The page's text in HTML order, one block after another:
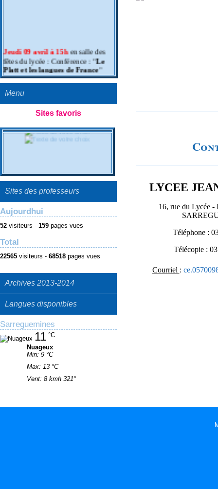
LYCEE
16, rue du Lycée -
Téléphone :
Télécopie :
Courriel :
Jeudi 09 avril à 15hen salle des
fêtes du lycée : Conférence : "Le
Platt et les langues de France"
dans le cadre du festival Mir redde
Platt (entrée libre)
A ne pas manquer: la journée
portes ouvertes" aura lieu cette
de 9h à 12h dans le bâtiment
Berthelot ! Futurs élèves de
Menu
Sites favoris
Sites des professeurs
Aujourdhui
52 visiteurs - 159 pages vues
Total
22565 visiteurs - 68518 pages vues
Archives 2013-2014
Langues disponibles
Sarreguemines
11 °C
Nuageux
Min: 9 °C
Max: 13 °C
Vent: 8 kmh 321°